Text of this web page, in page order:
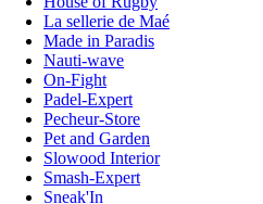
La sellerie de Maé
Made in Paradis
Nauti-wave
On-Fight
Padel-Expert
Pecheur-Store
Pet and Garden
Slowood Interior
Smash-Expert
Sneak'In